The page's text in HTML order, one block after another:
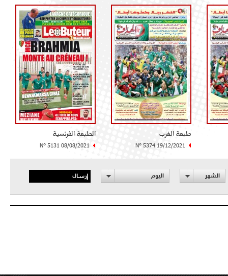
طبعة الغرب
N° 5374 19/12/2021
الطبعة الفرنسية
N° 5131 08/08/2021
الشهر اليوم إرسال